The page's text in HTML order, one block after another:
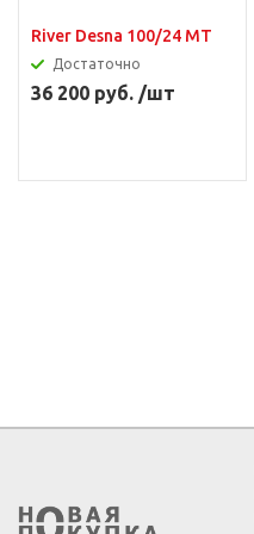
River Desna 100/24 MT
Достаточно
36 200 руб. /шт